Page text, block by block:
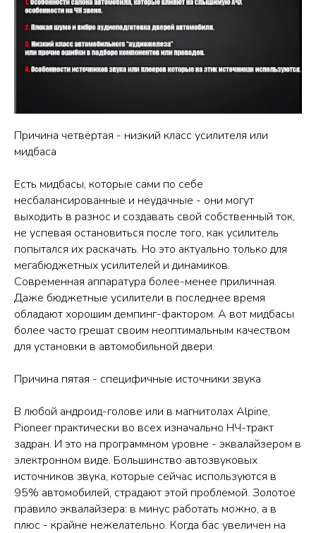
Причина четвёртая - низкий класс усилителя или
мидбаса
Есть мидбасы, которые сами по себе
несбалансированные и неудачные - они могут
выходить в разнос и создавать свой собственный ток,
не успевая остановиться после того, как усилитель
попытался их раскачать. Но это актуально только для
мегабюджетных усилителей и динамиков.
Современная аппаратура более-менее приличная.
Даже бюджетные усилители в последнее время
обладают хорошим демпинг-фактором. А вот мидбасы
более часто грешат своим неоптимальным качеством
для установки в автомобильной двери.
Причина пятая - специфичные источники звука
В любой андроид-голове или в магнитолах Alpine,
Pioneer практически во всех изначально НЧ-тракт
задран. И это на программном уровне - эквалайзером в
электронном виде. Большинство автозвуковых
источников звука, которые сейчас используются в
95% автомобилей, страдают этой проблемой. Золотое
правило эквалайзера: в минус работать можно, а в
плюс - крайне нежелательно. Когда бас увеличен на